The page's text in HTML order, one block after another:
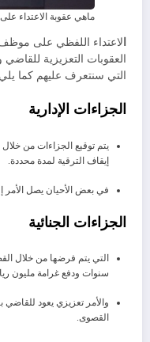
ماهي عقوبة الاعتداء
لاعتداء اللفظي على
العقوبات التعزيزية
التي سنتعرف عليهم كما
الجزاءات الإدارية
يتم توقيع الجزاءات من خلال
إيقاف الترقية لمدة محددة.
في بعض الأحيان يصل
الجزاءات الجنائية
سنوات ودفع غرامة مليون
والأمر تعزيزي يعود
القصوى.